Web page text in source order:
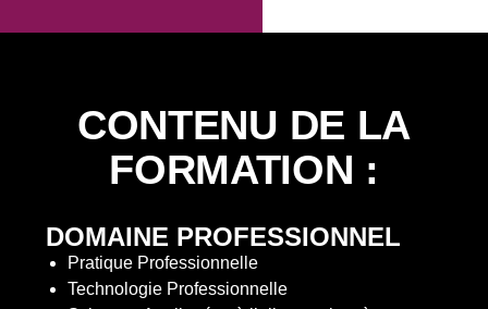
CONTENU DE LA
FORMATION :
DOMAINE PROFESSIONNEL
Pratique Professionnelle
Technologie Professionnelle